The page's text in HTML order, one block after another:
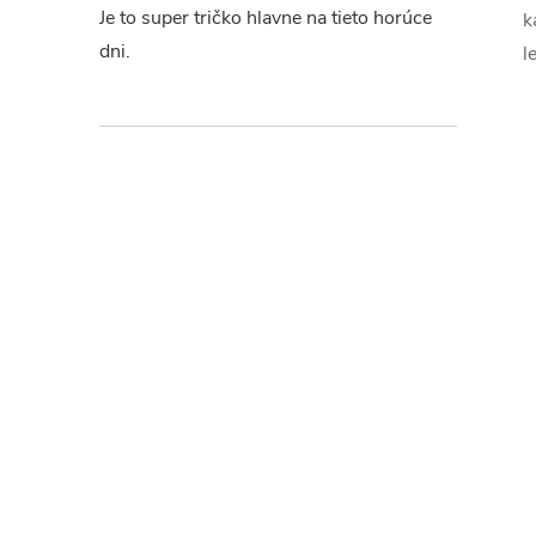
Je to super tričko hlavne na tieto horúce
dni.